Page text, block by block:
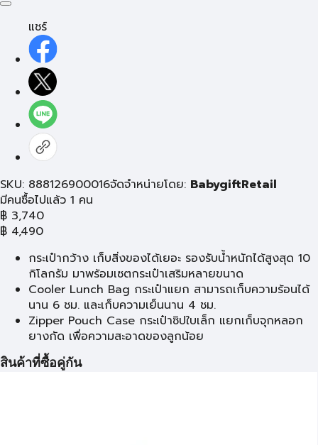
แชร์
SKU: 888126900016จัดจำหน่ายโดย: BabygiftRetail
มีคนซื้อไปแล้ว 1 คน
฿ 3,740
฿ 4,490
กระเป๋ากว้าง เก็บสิ่งของได้เยอะ รองรับน้ำหนักได้สูงสุด 10
กิโลกรัม มาพร้อมเซตกระเป๋าเสริมหลายขนาด
Cooler Lunch Bag กระเป๋าแยก สามารถเก็บความร้อนได้
นาน 6 ชม. และเก็บความเย็นนาน 4 ชม.
Zipper Pouch Case กระเป๋าซิปใบเล็ก แยกเก็บจุกหลอก
ยางกัด เพื่อความสะอาดของลูกน้อย
สินค้าที่ซื้อคู่กัน